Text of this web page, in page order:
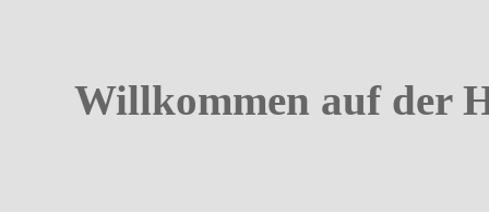
Willkommen auf der